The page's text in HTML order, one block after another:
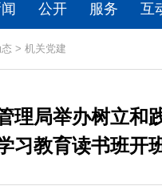
公开 服务 互
> 机关党建
理局举办树立和
习教育读书班开